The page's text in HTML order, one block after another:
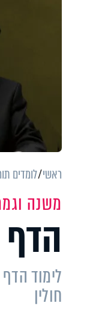
ראשי לומדים
משנה
הדף
לימוד
חולין